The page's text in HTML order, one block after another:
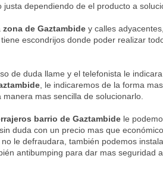
justa dependiendo de el producto a
zona de Gaztambidey calles
escondrijos donde poder realizar
duda llame y el telefonista le indicara
, le indicaremos de la forma
manera mas sencilla de solucionarlo.
barrio de Gaztambidele
duda con un precio mas que
le defraudara, también podemos
antibumping para dar mas seguridad